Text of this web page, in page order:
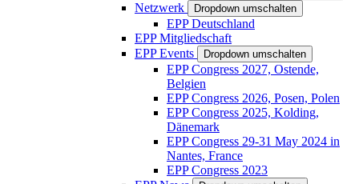
Netzwerk Dropdown umschalten
EPP Deutschland
EPP Mitgliedschaft
EPP Events
Dropdown umschalten
EPP Congress 2027, Ostende,
Belgien
EPP Congress 2026, Posen, Polen
EPP Congress 2025, Kolding,
Dänemark
EPP Congress 29-31 May 2024 in
Nantes, France
EPP Congress 2023